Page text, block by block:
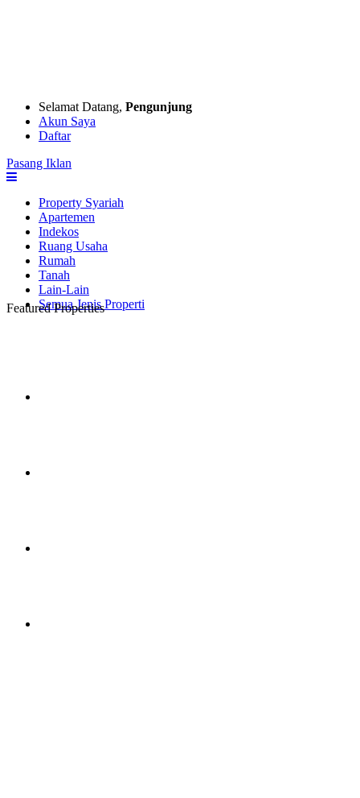
Selamat Datang, Pengunjung
Akun Saya
Daftar
Pasang Iklan
Property Syariah
Apartemen
Indekos
Ruang Usaha
Rumah
Tanah
Lain-Lain
Semua Jenis Properti
Featured Properties